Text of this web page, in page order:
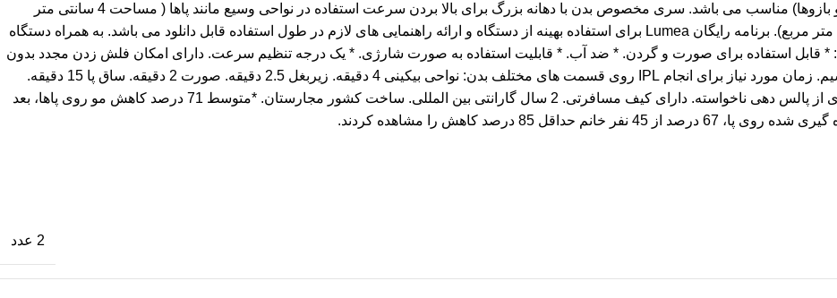
لب، چانه و خط ریش) و بدن (پاها، زیربغل، نواحی بیکینی، شکم و بازوها) مناسب می باشد. سری مخصوص بدن با دهانه بزرگ برای بالا بردن سرعت استفاده در نواحی وسیع مانند پاها ( مساحت 4 سانتی متر
مربع). سری مخصوص صورت با فیلتر اضافی (مساحت 2 سانتی متر مربع). برنامه رایگان Lumea برای استفاده بهینه از دستگاه و ارائه راهنمایی های لازم در طول استفاده قابل دانلود می باشد. به همراه دستگاه
لایه بردار پوست VisaPure. دستگاه لایه بردار پوست VisaPure : * قابل استفاده برای صورت و گردن. * ضد آب. * قابلیت استفاده به صورت شارژی. * یک درجه تنظیم سرعت. دارای امکان فلش زدن مجدد بدون
نیاز به برداشتن دستگاه از روی پوست. قابلیت استفاده فقط با سیم. زمان مورد نیاز برای انجام IPL روی قسمت های مختلف بدن: نواحی بیکینی 4 دقیقه. زیربغل 2.5 دقیقه. صورت 2 دقیقه. ساق پا 15 دقیقه.
دارای فیلتر داخلی UV. 5 درجه تنظیم شدت نور. سنسور جلوگیری از پالس دهی ناخواسته. دارای کیف مسافرتی. 2 سال گارانتی بین المللی. ساخت کشور مجارستان. *متوسط 71 درصد کاهش مو روی پاها، بعد
2 عدد